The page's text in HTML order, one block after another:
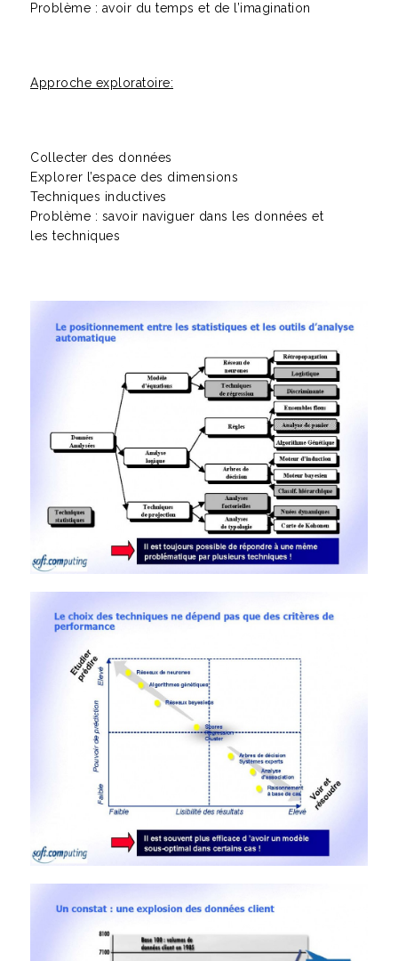
Problème : avoir du temps et de l’imagination
Approche exploratoire:
Collecter des données
Explorer l’espace des dimensions
Techniques inductives
Problème : savoir naviguer dans les données et
les techniques